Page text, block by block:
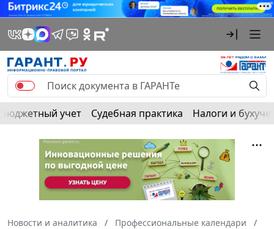
Бюджетный учет Судебная практика Налоги и
Новости и аналитика
Профессиональные календари